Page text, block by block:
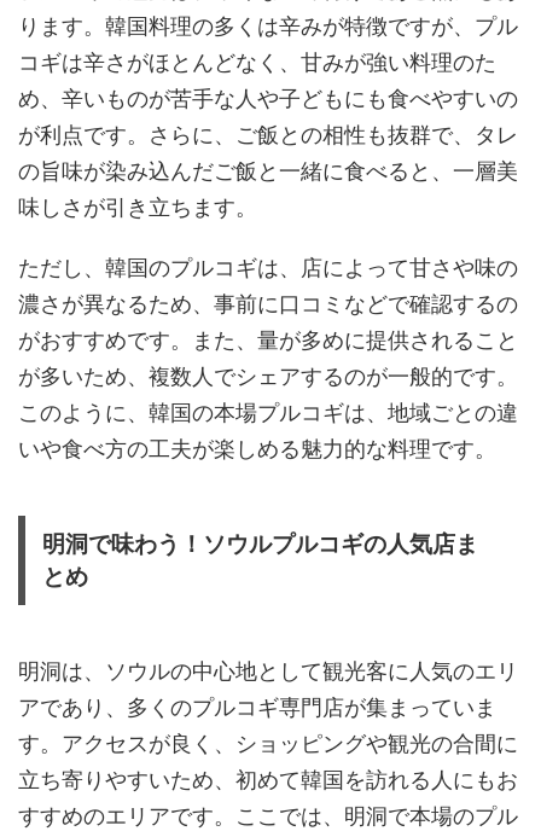
ります。韓国料理の多くは辛みが特徴ですが、プル
コギは辛さがほとんどなく、甘みが強い料理のた
め、辛いものが苦手な人や子どもにも食べやすいの
が利点です。さらに、ご飯との相性も抜群で、タレ
の旨味が染み込んだご飯と一緒に食べると、一層美
味しさが引き立ちます。
ただし、韓国のプルコギは、店によって甘さや味の
濃さが異なるため、事前に口コミなどで確認するの
がおすすめです。また、量が多めに提供されること
が多いため、複数人でシェアするのが一般的です。
このように、韓国の本場プルコギは、地域ごとの違
いや食べ方の工夫が楽しめる魅力的な料理です。
明洞で味わう！ソウルプルコギの人気店ま
とめ
明洞は、ソウルの中心地として観光客に人気のエリ
アであり、多くのプルコギ専門店が集まっていま
す。アクセスが良く、ショッピングや観光の合間に
立ち寄りやすいため、初めて韓国を訪れる人にもお
すすめのエリアです。ここでは、明洞で本場のプル